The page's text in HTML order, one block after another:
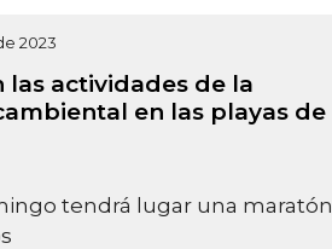
2023
las actividades de la
en las playas de
tendrá lugar una maratón